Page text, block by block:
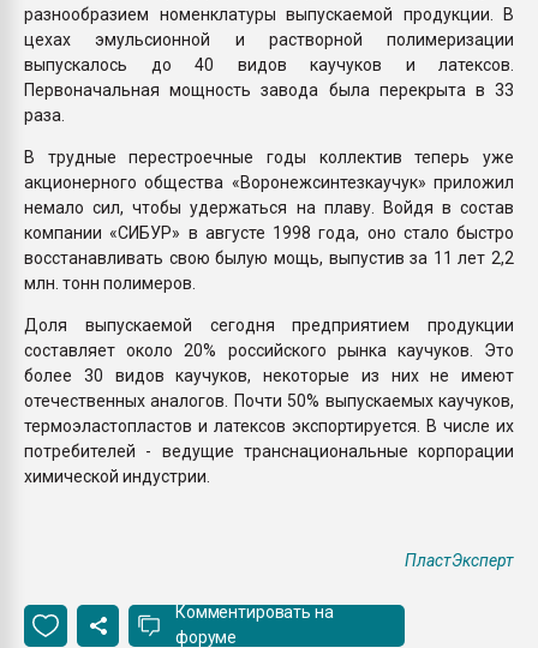
разнообразием номенклатуры выпускаемой продукции. В
цехах эмульсионной и растворной полимеризации
выпускалось до 40 видов каучуков и латексов.
Первоначальная мощность завода была перекрыта в 33
раза.
В трудные перестроечные годы коллектив теперь уже
акционерного общества «Воронежсинтезкаучук» приложил
немало сил, чтобы удержаться на плаву. Войдя в состав
компании «СИБУР» в августе 1998 года, оно стало быстро
восстанавливать свою былую мощь, выпустив за 11 лет 2,2
млн. тонн полимеров.
Доля выпускаемой сегодня предприятием продукции
составляет около 20% российского рынка каучуков. Это
более 30 видов каучуков, некоторые из них не имеют
отечественных аналогов. Почти 50% выпускаемых каучуков,
термоэластопластов и латексов экспортируется. В числе их
потребителей - ведущие транснациональные корпорации
химической индустрии.
ПластЭксперт
Комментировать на
форуме